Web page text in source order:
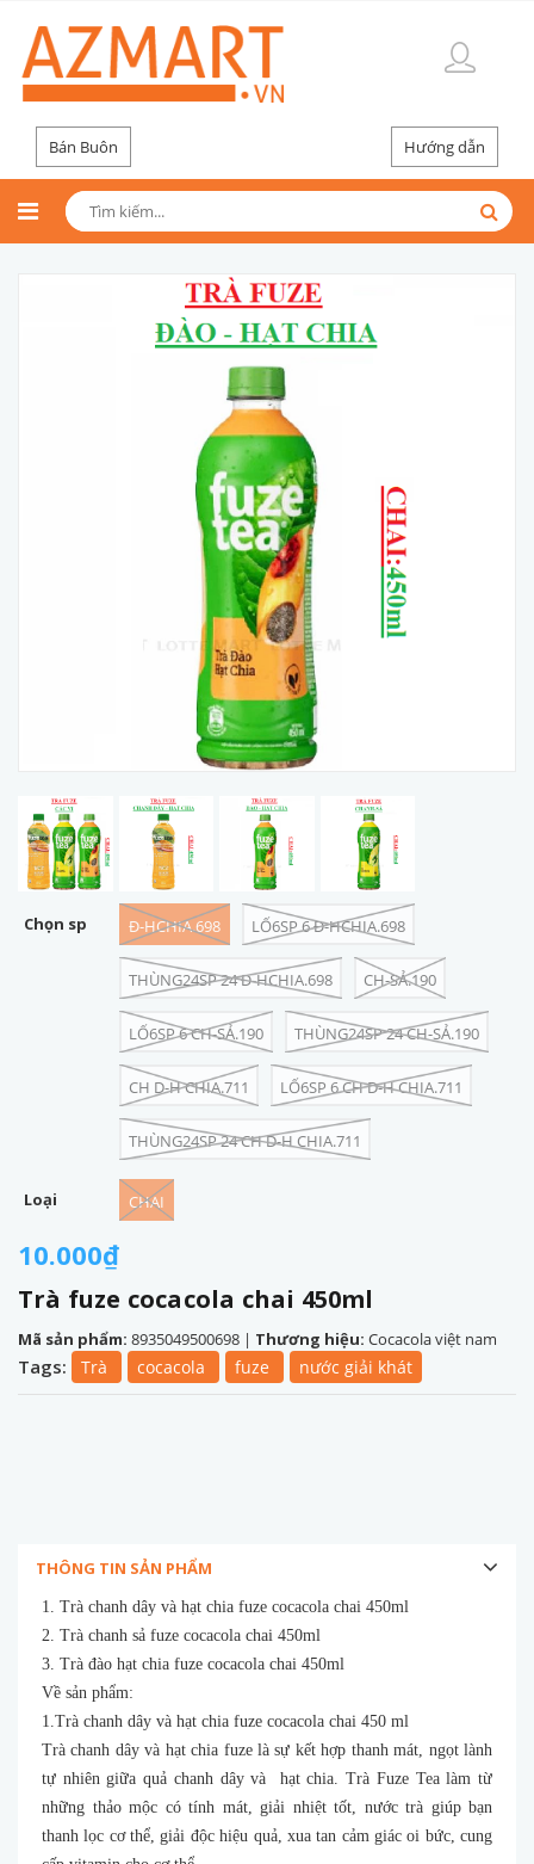
Bán Buôn Hướng dẫn
10.000₫
Trà fuze cocacola chai 450ml
Mã sản phẩm: 8935049500698 | Thương hiệu: Cocacola việt nam
Chọn sp Đ-HCHIA.698 LỐ6SP 6 Đ-HCHIA.698
THÙNG24SP 24 Đ-HCHIA.698 CH-SẢ.190
LỐ6SP 6 CH-SẢ.190 THÙNG24SP 24 CH-SẢ.190
CH D-H CHIA.711 LỐ6SP 6 CH D-H CHIA.711
THÙNG24SP 24 CH D-H CHIA.711
Loại CHAI
Tags: Trà cocacola fuze nước giải khát
THÔNG TIN SẢN PHẨM
1. Trà chanh dây và hạt chia fuze cocacola chai 450ml
2. Trà chanh sả fuze cocacola chai 450ml
3. Trà đào hạt chia fuze cocacola chai 450ml
Về sản phẩm:
1.Trà chanh dây và hạt chia fuze cocacola chai 450 ml
Trà chanh dây và hạt chia fuze là sự kết hợp thanh mát, ngọt lành
tự nhiên giữa quả chanh dây và hạt chia. Trà Fuze Tea làm từ
những thảo mộc có tính mát, giải nhiệt tốt, nước trà giúp bạn
thanh lọc cơ thể, giải độc hiệu quả, xua tan cảm giác oi bức, cung